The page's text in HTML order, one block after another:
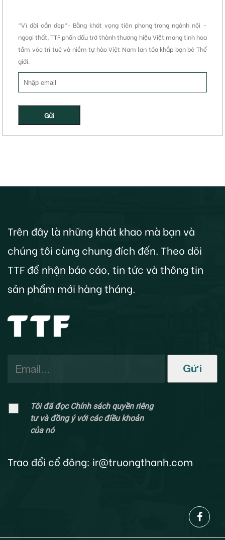
"Vì đời cần đẹp"- Bằng khát vọng tiên phong trong ngành nội –
ngoại thất, TTF phấn đấu trở thành thương hiệu Việt mang tinh hoa
tầm vóc trí tuệ và niềm tự hào Việt Nam lan tỏa khắp bạn bè Thế
giới.
Gửi
Trên đây là những khát khao mà bạn và
chúng tôi cùng chung đích đến. Theo dõi
TTF để nhận báo cáo, tin tức và thông tin
sản phẩm mới hàng tháng.
Tôi đã đọc Chính sách quyền riêng
tư và đồng ý với các điều khoản
của nó
Gửi
Trao đổi cổ đông: ir@truongthanh.com